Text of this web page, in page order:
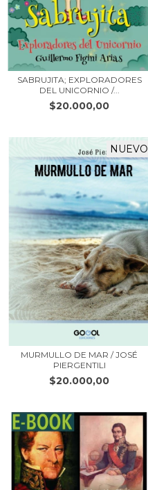
SABRUJITA; EXPLORADORES
DEL UNICORNIO /...
$20.000,00
NUEVO
MURMULLO DE MAR / JOSÉ
PIERGENTILI
$20.000,00